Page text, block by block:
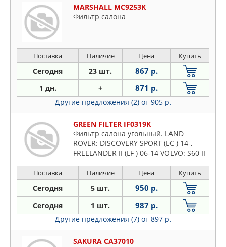
MARSHALL MC9253K
Фильтр салона
Поставка Наличие Цена Купить
Сегодня 23 шт. 867 р.
1 дн. + 871 р.
Другие предложения (2) от 905 р.
GREEN FILTER IF0319K
Фильтр салона угольный. LAND
ROVER: DISCOVERY SPORT (LC ) 14-,
FREELANDER II (LF ) 06-14 VOLVO: S60 II
07-, XC60 08-
Поставка Наличие Цена Купить
Сегодня 5 шт. 950 р.
Сегодня 1 шт. 987 р.
Другие предложения (7) от 897 р.
SAKURA CA37010